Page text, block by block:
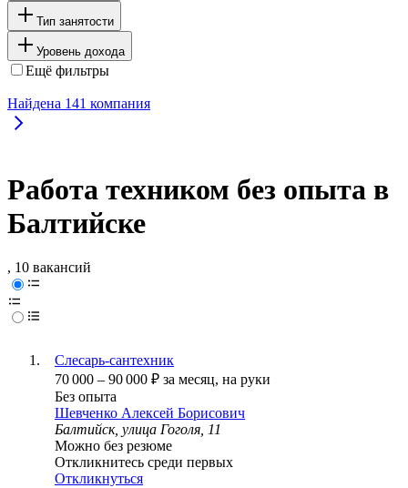
Тип занятости
Уровень дохода
Ещё фильтры
Найдена 141 компания
Работа техником без опыта в
Балтийске
, 10 вакансий
Слесарь-сантехник
70 000 – 90 000 ₽ за месяц, на руки
Без опыта
Шевченко Алексей Борисович
Балтийск, улица Гоголя, 11
Можно без резюме
Откликнитесь среди первых
Откликнуться